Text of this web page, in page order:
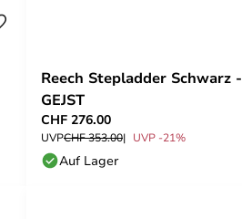
Reech Stepladder Schwarz -
GEJST
CHF 276.00
UVPCHF 353.00 UVP -21%
Auf Lager